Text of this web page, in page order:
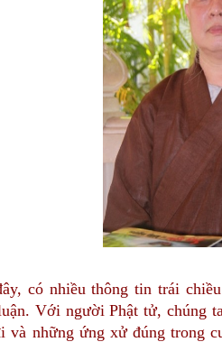
có nhiều thông tin trái
Với người Phật tử, chúng
và những ứng xử đúng trong